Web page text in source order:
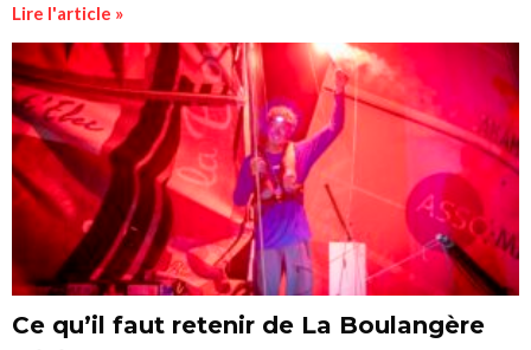
Lire l'article »
Ce qu’il faut retenir de La Boulangère